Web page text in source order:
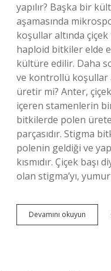
yapılır? Başka bir
aşamasında
koşullar altında çiçek
haploid bitkiler elde
kültüre edilir. Daha
ve kontrollü koşullar
üretir mi? Anter,
içeren stamenlerin
bitkilerde polen
parçasıdır. Stigma
polenin geldiği ve
kısmıdır. Çiçek başı
olan stigma’yı,
Devamını okuyun
Ne